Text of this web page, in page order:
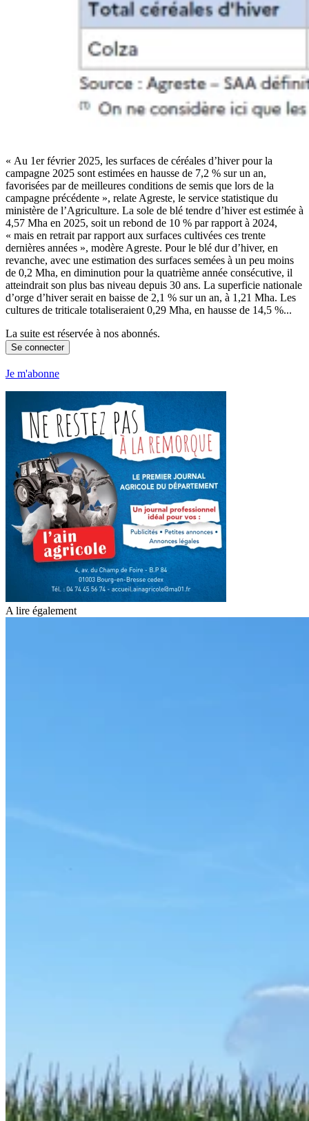
« Au 1er février 2025, les surfaces de céréales d’hiver pour la
campagne 2025 sont estimées en hausse de 7,2 % sur un an,
favorisées par de meilleures conditions de semis que lors de la
campagne précédente », relate Agreste, le service statistique du
ministère de l’Agriculture. La sole de blé tendre d’hiver est estimée à
4,57 Mha en 2025, soit un rebond de 10 % par rapport à 2024,
« mais en retrait par rapport aux surfaces cultivées ces trente
dernières années », modère Agreste. Pour le blé dur d’hiver, en
revanche, avec une estimation des surfaces semées à un peu moins
de 0,2 Mha, en diminution pour la quatrième année consécutive, il
atteindrait son plus bas niveau depuis 30 ans. La superficie nationale
d’orge d’hiver serait en baisse de 2,1 % sur un an, à 1,21 Mha. Les
cultures de triticale totaliseraient 0,29 Mha, en hausse de 14,5 %...
La suite est réservée à nos abonnés.
Se connecter
Je m'abonne
A lire également